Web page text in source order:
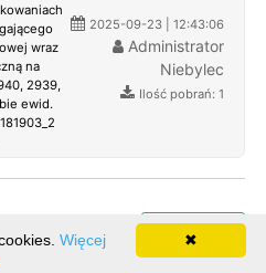
wraz
na
2939,
ewid.
2025-09-23 | 12:43:06
Administrator
Niebylec
Ilość pobrań: 1
Rejestr zmian
✖
Więcej